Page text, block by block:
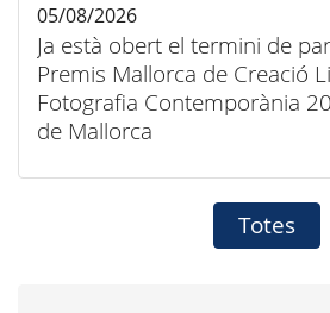
Ja està obert el termini de
Premis Mallorca de Creació
Fotografia Contemporània
de Mallorca
05/08/2026
Totes